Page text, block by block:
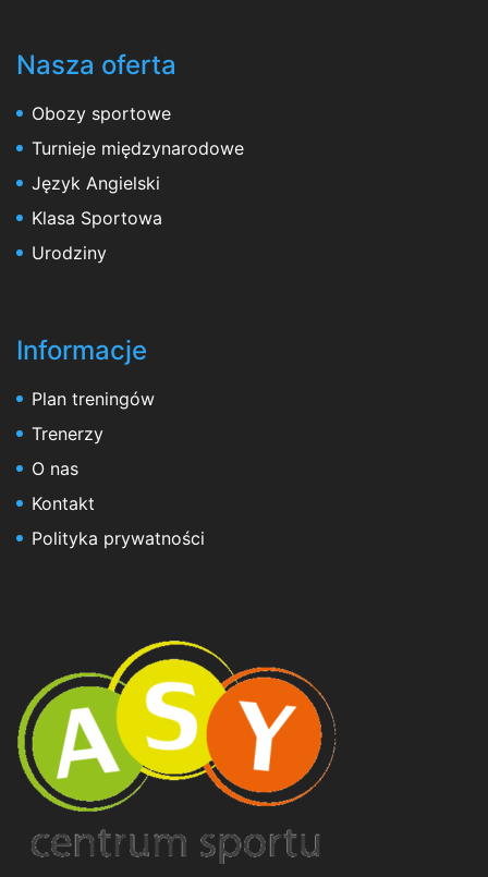
Nasza oferta
Obozy sportowe
Turnieje międzynarodowe
Język Angielski
Klasa Sportowa
Urodziny
Informacje
Plan treningów
Trenerzy
O nas
Kontakt
Polityka prywatności